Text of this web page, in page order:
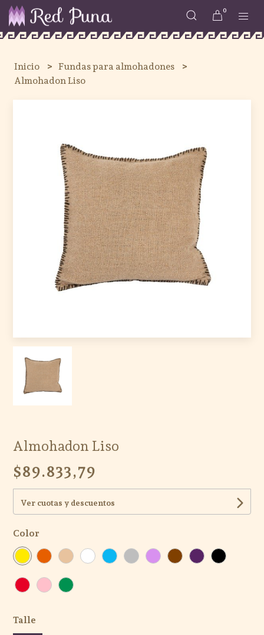
0
Inicio
Fundas para almohadones
Almohadon Liso
Almohadon Liso
$89.833,79
Ver cuotas y descuentos
Color
Talle